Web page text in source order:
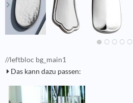
//leftbloc bg_main1
Das kann dazu passen: